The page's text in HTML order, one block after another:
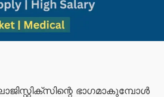
ഭാഗമാകുമ്പോൾ